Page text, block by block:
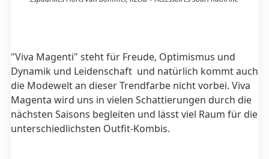
"Viva Magenti" steht für Freude, Optimismus und
Dynamik und Leidenschaft und natürlich kommt auch
die Modewelt an dieser Trendfarbe nicht vorbei. Viva
Magenta wird uns in vielen Schattierungen durch die
nächsten Saisons begleiten und lässt viel Raum für die
unterschiedlichsten Outfit-Kombis.